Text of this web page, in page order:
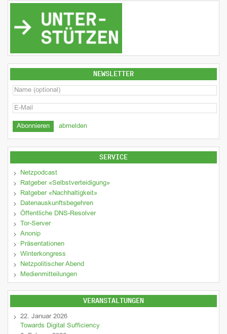
NEWSLETTER
abmelden
SERVICE
Netzpodcast
Ratgeber «Selbstverteidigung»
Ratgeber «Nachhaltigkeit»
Datenauskunftsbegehren
Öffentliche DNS-Resolver
Tor-Server
Anonip
Präsentationen
Winterkongress
Netzpolitischer Abend
Medienmitteilungen
VERANSTALTUNGEN
22. Januar 2026
Towards Digital Sufficiency